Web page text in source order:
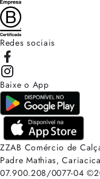
Redes sociais
Baixe o App
ZZAB Comércio de
Padre Mathias,
07.900.208/0077-04 ©